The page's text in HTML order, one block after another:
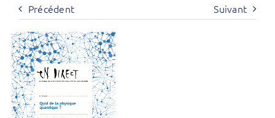
Précédent Suivant